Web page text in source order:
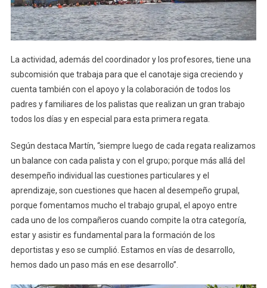
La actividad, además del coordinador y los profesores, tiene una
subcomisión que trabaja para que el canotaje siga creciendo y
cuenta también con el apoyo y la colaboración de todos los
padres y familiares de los palistas que realizan un gran trabajo
todos los días y en especial para esta primera regata.
Según destaca Martín, “siempre luego de cada regata realizamos
un balance con cada palista y con el grupo; porque más allá del
desempeño individual las cuestiones particulares y el
aprendizaje, son cuestiones que hacen al desempeño grupal,
porque fomentamos mucho el trabajo grupal, el apoyo entre
cada uno de los compañeros cuando compite la otra categoría,
estar y asistir es fundamental para la formación de los
deportistas y eso se cumplió. Estamos en vías de desarrollo,
hemos dado un paso más en ese desarrollo”.